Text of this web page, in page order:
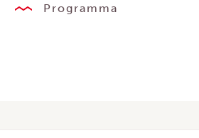
Programma